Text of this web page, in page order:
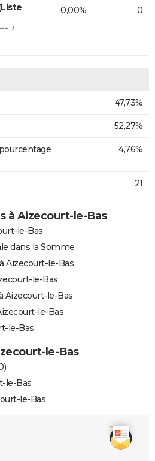
0,00% 0
47,73%
52,27%
4,76%
21
à Aizecourt-le-Bas
le-Bas
dans la Somme
Aizecourt-le-Bas
le-Bas
Aizecourt-le-Bas
le-Bas
le-Bas
le-Bas
le-Bas
le-Bas